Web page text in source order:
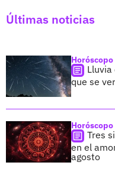
Últimas noticias
Horóscopo
que se
Horóscopo
Tres
en el
agosto